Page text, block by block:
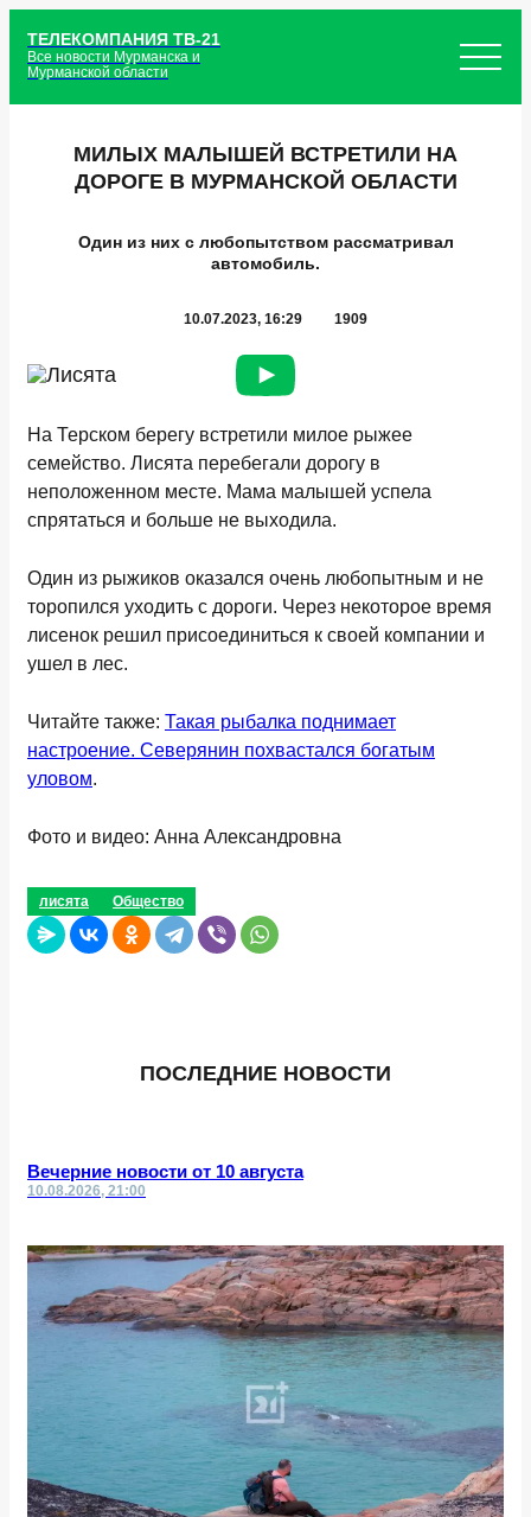
ТЕЛЕКОМПАНИЯ ТВ-21
Все новости Мурманска и
Мурманской области
МИЛЫХ МАЛЫШЕЙ ВСТРЕТИЛИ НА
ДОРОГЕ В МУРМАНСКОЙ ОБЛАСТИ
Один из них с любопытством рассматривал
автомобиль.
10.07.2023, 16:29 1909
На Терском берегу встретили милое рыжее
семейство. Лисята перебегали дорогу в
неположенном месте. Мама малышей успела
спрятаться и больше не выходила.
Один из рыжиков оказался очень любопытным и не
торопился уходить с дороги. Через некоторое время
лисенок решил присоединиться к своей компании и
ушел в лес.
Читайте также: Такая рыбалка поднимает
настроение. Северянин похвастался богатым
уловом.
Фото и видео: Анна Александровна
лисята Общество
ПОСЛЕДНИЕ НОВОСТИ
Вечерние новости от 10 августа
10.08.2026, 21:00